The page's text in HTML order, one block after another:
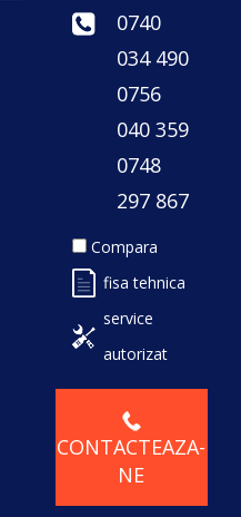
0740
034 490
0756
040 359
0748
297 867
Compara
fisa tehnica
service
autorizat
CONTACTEAZA-
NE